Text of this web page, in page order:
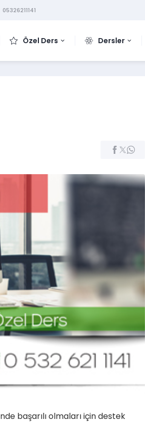
05326211141
Özel Ders Dersler
başarılı olmaları için destek